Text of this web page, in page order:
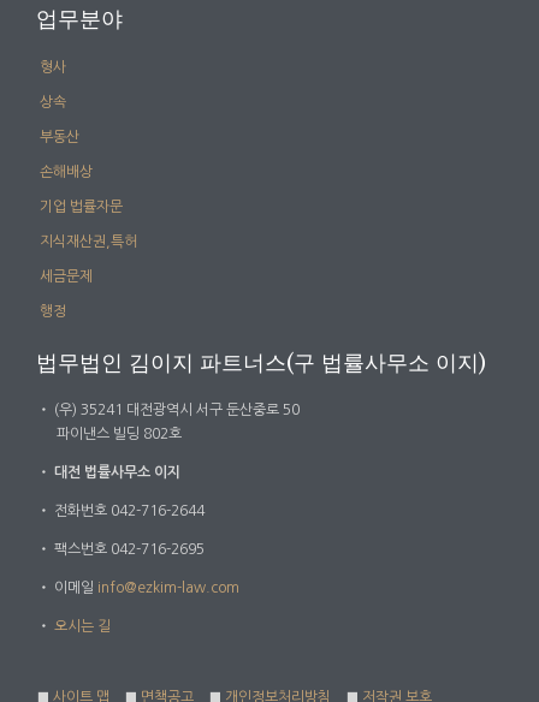
업무분야
형사
상속
부동산
손해배상
기업 법률자문
지식재산권,특허
세금문제
행정
법무법인 김이지 파트너스(구 법률사무소 이지)
・
(우) 35241 대전광역시 서구 둔산중로 50
파이낸스 빌딩 802호
・ 대전 법률사무소 이지
・ 전화번호 042-716-2644
・ 팩스번호 042-716-2695
・ 이메일 info@ezkim-law.com
・ 오시는 길
사이트 맵 면책공고 개인정보처리방침 저작권 보호